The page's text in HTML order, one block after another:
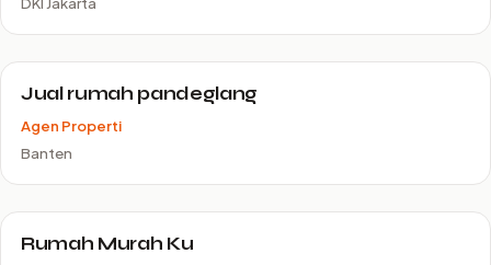
Jual rumah pandeglang
Agen Properti
Banten
Rumah Murah Ku